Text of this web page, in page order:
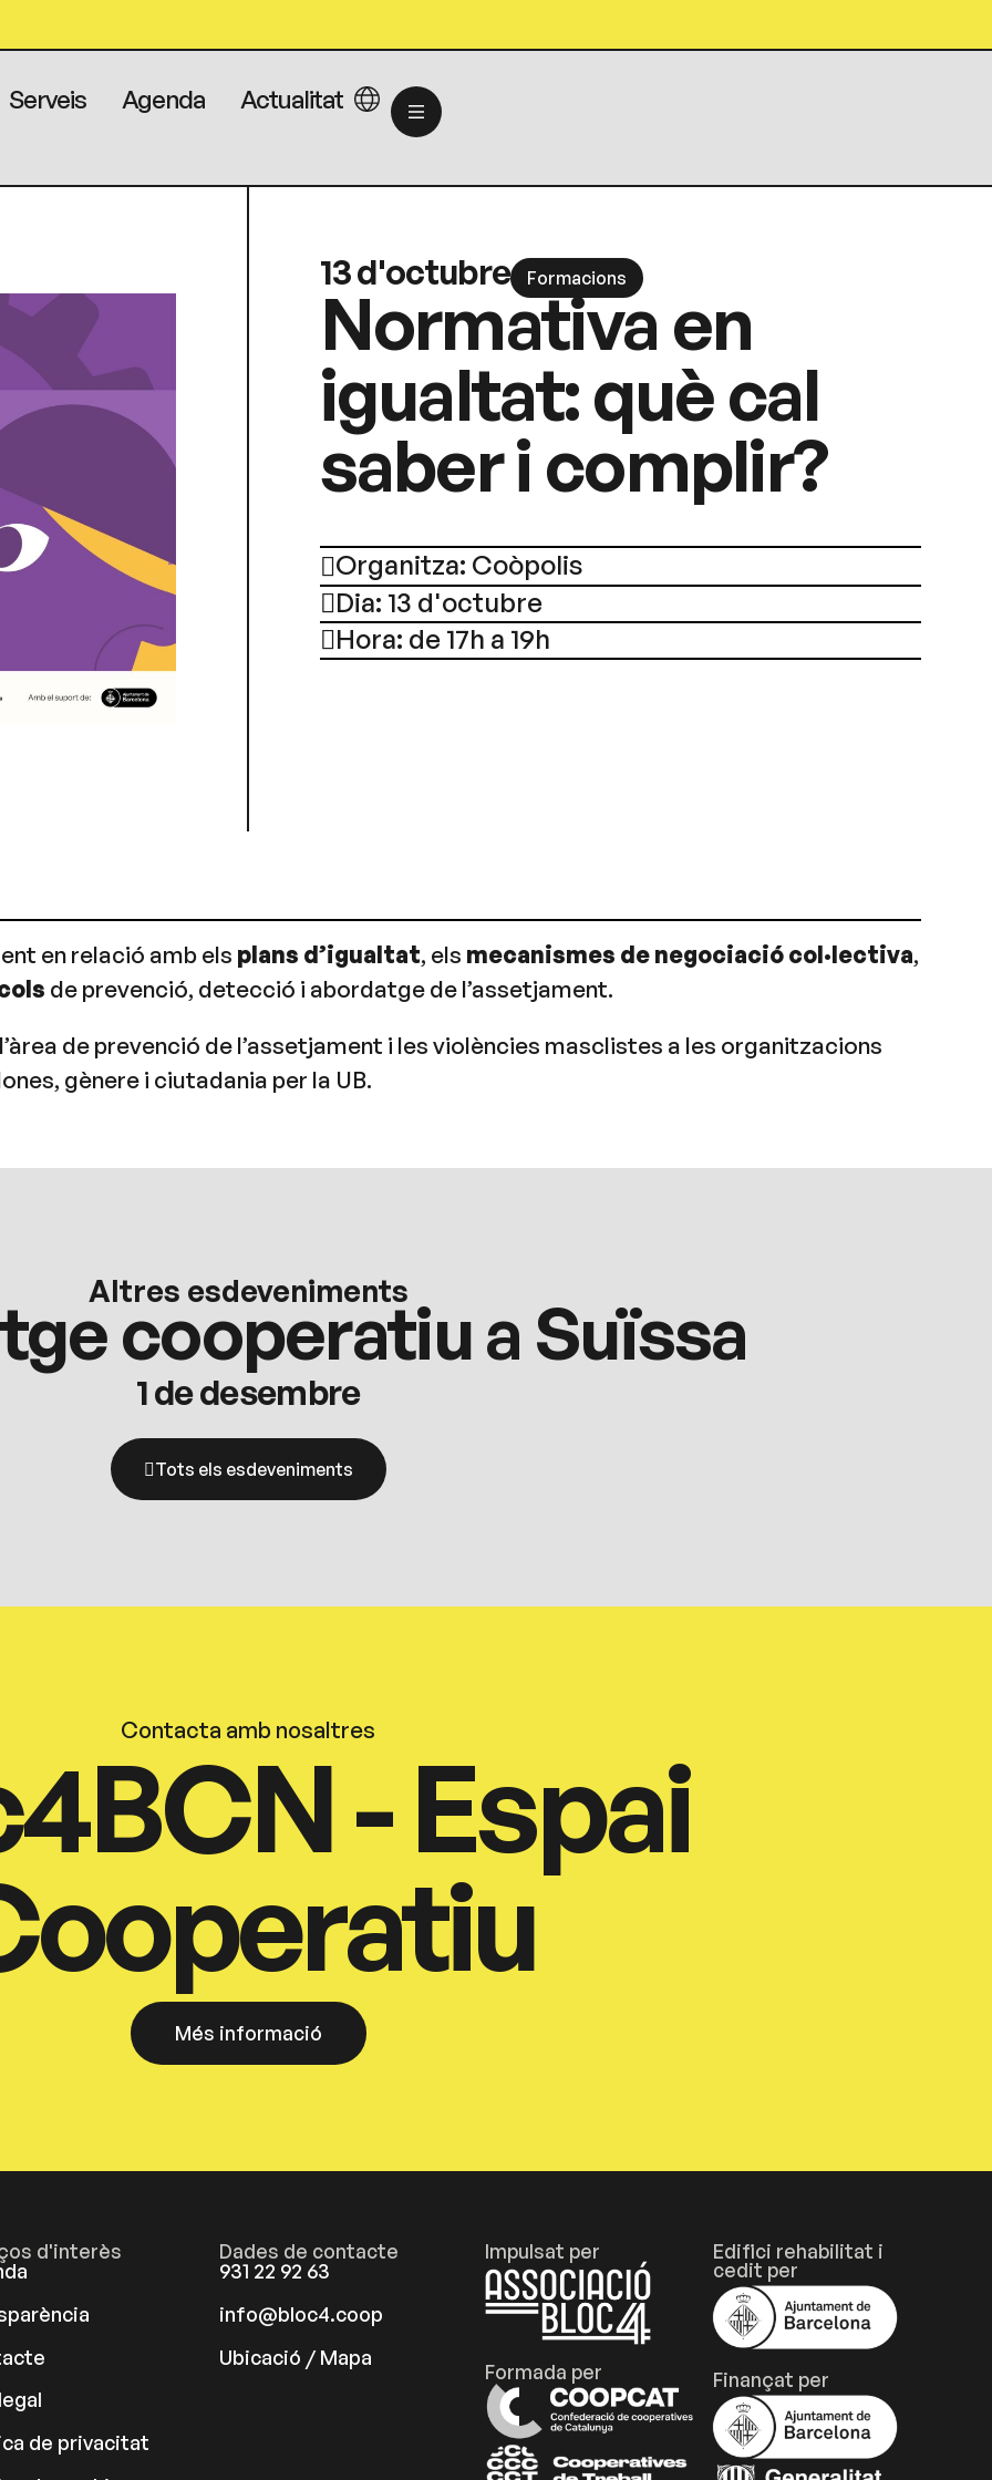
Serveis Agenda Actualitat
13 d'octubre Formacions
Normativa en
igualtat: què cal
saber i complir?
Organitza: Coòpolis
Dia: 13 d'octubre
Hora: de 17h a 19h
en relació amb els plans d’igualtat, els mecanismes de negociació col·lectiva,
de prevenció, detecció i abordatge de l’assetjament.
de prevenció de l’assetjament i les violències masclistes a les organitzacions
gènere i ciutadania per la UB.
Altres esdeveniments
cooperatiu a Suïssa
1 de desembre
Tots els esdeveniments
Contacta amb nosaltres
- Espai
Més informació
d'interès
de privacitat
Dades de contacte
931 22 92 63
info@bloc4.coop
Ubicació / Mapa
Impulsat per
Formada per
Edifici rehabilitat i
cedit per
Finançat per